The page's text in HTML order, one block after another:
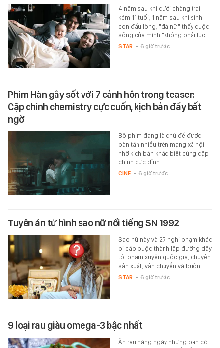
4 năm sau khi cưới chàng trai
kém 11 tuổi, 1 năm sau khi sinh
con đầu lòng, "đả nữ" thấy cuộc
sống của mình "không phải lúc…
STAR - 6 giờ trước
Phim Hàn gây sốt với 7 cảnh hôn trong teaser:
Cặp chính chemistry cực cuốn, kịch bản đầy bất
ngờ
Bộ phim đang là chủ đề được
bàn tán nhiều trên mạng xã hội
nhờ kịch bản khác biệt cùng cặp
chính cực đỉnh.
CINE - 6 giờ trước
Tuyên án tử hình sao nữ nổi tiếng SN 1992
Sao nữ này và 27 nghi phạm khác
bị cáo buộc thành lập đường dây
tội phạm xuyên quốc gia, chuyên
sản xuất, vận chuyển và buôn…
STAR - 6 giờ trước
9 loại rau giàu omega-3 bậc nhất
Ăn rau hàng ngày nhưng bạn có